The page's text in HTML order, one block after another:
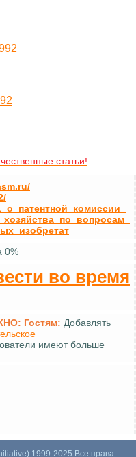
статьи!
0%
во время
Гостям: Добавлять
имеют больше
1999-2025 Все права